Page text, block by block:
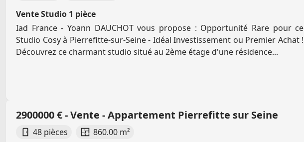
Vente Studio 1 pièce
Iad France - Yoann DAUCHOT vous propose : Opportunité Rare pour ce
Studio Cosy à Pierrefitte-sur-Seine - Idéal Investissement ou Premier Achat !
Découvrez ce charmant studio situé au 2ème étage d'une résidence...
2900000 € - Vente - Appartement Pierrefitte sur Seine
48 pièces 860.00 m²